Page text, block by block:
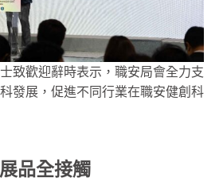
致歡迎辭時表示，職安局會全力支
發展，促進不同行業在職安健創科
品全接觸